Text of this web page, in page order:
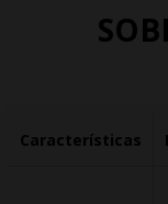
Características